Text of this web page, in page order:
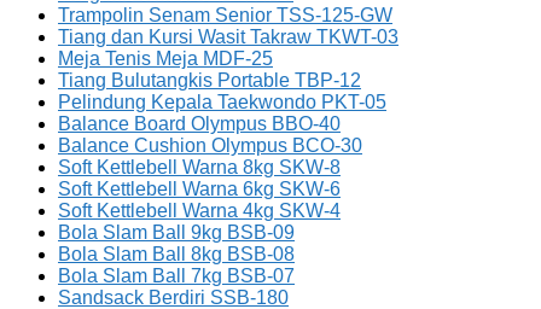
Trampolin Senam Senior TSS-125-GW
Tiang dan Kursi Wasit Takraw TKWT-03
Meja Tenis Meja MDF-25
Tiang Bulutangkis Portable TBP-12
Pelindung Kepala Taekwondo PKT-05
Balance Board Olympus BBO-40
Balance Cushion Olympus BCO-30
Soft Kettlebell Warna 8kg SKW-8
Soft Kettlebell Warna 6kg SKW-6
Soft Kettlebell Warna 4kg SKW-4
Bola Slam Ball 9kg BSB-09
Bola Slam Ball 8kg BSB-08
Bola Slam Ball 7kg BSB-07
Sandsack Berdiri SSB-180